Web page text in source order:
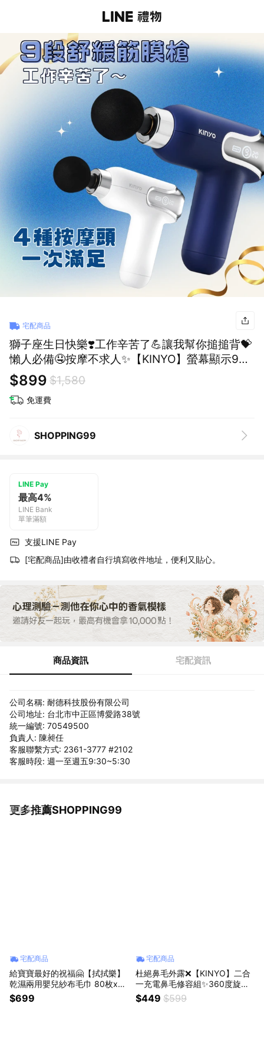
宅配商品
獅子座生日快樂❣️工作辛苦了💪讓我幫你搥搥背💝
懶人必備🤤按摩不求人✨【KINYO】螢幕顯示9段
舒緩筋膜槍 (FG-65)✨生日禮物✨情人節禮物✨聖
誕節✨ (SHOPPING99)
$899 $1,580
免運費
SHOPPING99
LINE Pay
最高4%
LINE Bank
單筆滿額
支援LINE Pay
[宅配商品]由收禮者自行填寫收件地址，便利又貼心。
商品資訊 宅配資訊
公司名稱: 耐德科技股份有限公司
公司地址: 台北市中正區博愛路38號
統一編號: 70549500
負責人: 陳昶任
客服聯繫方式: 2361-3777 #2102
客服時段: 週一至週五9:30~5:30
更多推薦SHOPPING99
看更多
宅配商品
給寶寶最好的祝福🤗【拭拭樂】
乾濕兩用嬰兒紗布毛巾 80枚x12
盒-箱購 爸媽的小幫手💪 (Shopp
ing99)
$699
宅配商品
杜絕鼻毛外露❌【KINYO】二合
一充電鼻毛修容組✨360度旋轉
刀頭 (CL-618) (SHOPPING99)
$449 $599